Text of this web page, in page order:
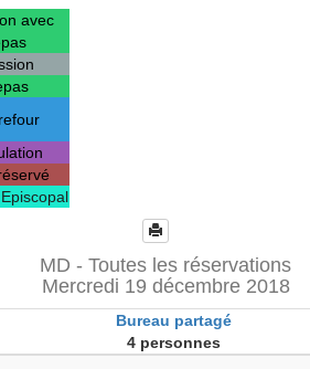
avec
Bureau partagé
4 personnes
MD - Toutes les réservations
Mercredi 19 décembre 2018